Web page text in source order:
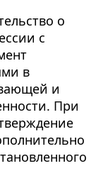
о
с
в
и
При